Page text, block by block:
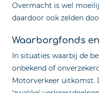
Overmacht is wel
daardoor ook zelden
Waarborgfonds
In situaties waarbij de
onbekend of
Motorverkeer uitkomst.